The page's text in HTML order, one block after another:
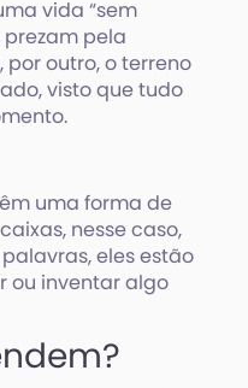
vida “sem
prezam pela
outro, o terreno
visto que tudo
uma forma de
nesse caso,
eles estão
ou inventar algo